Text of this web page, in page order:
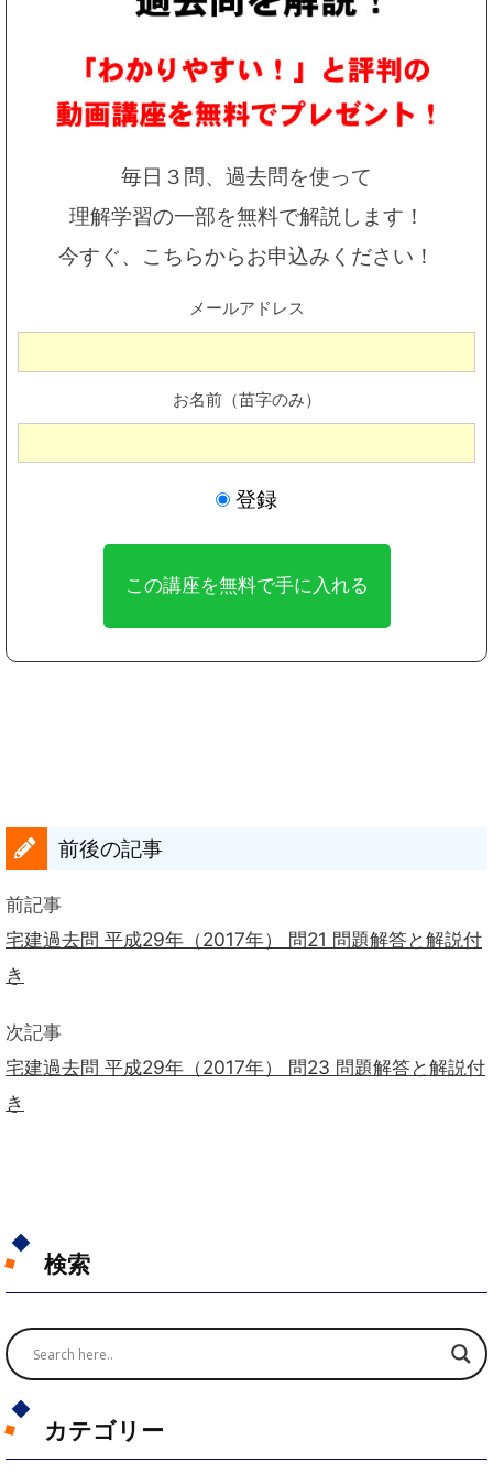
毎日３問、過去問を使って
理解学習の一部を無料で解説します！
今すぐ、こちらからお申込みください！
メールアドレス
お名前（苗字のみ）
登録
前後の記事
前記事
宅建過去問 平成29年（2017年） 問21 問題解答と解説付
き
次記事
宅建過去問 平成29年（2017年） 問23 問題解答と解説付
き
検索
カテゴリー